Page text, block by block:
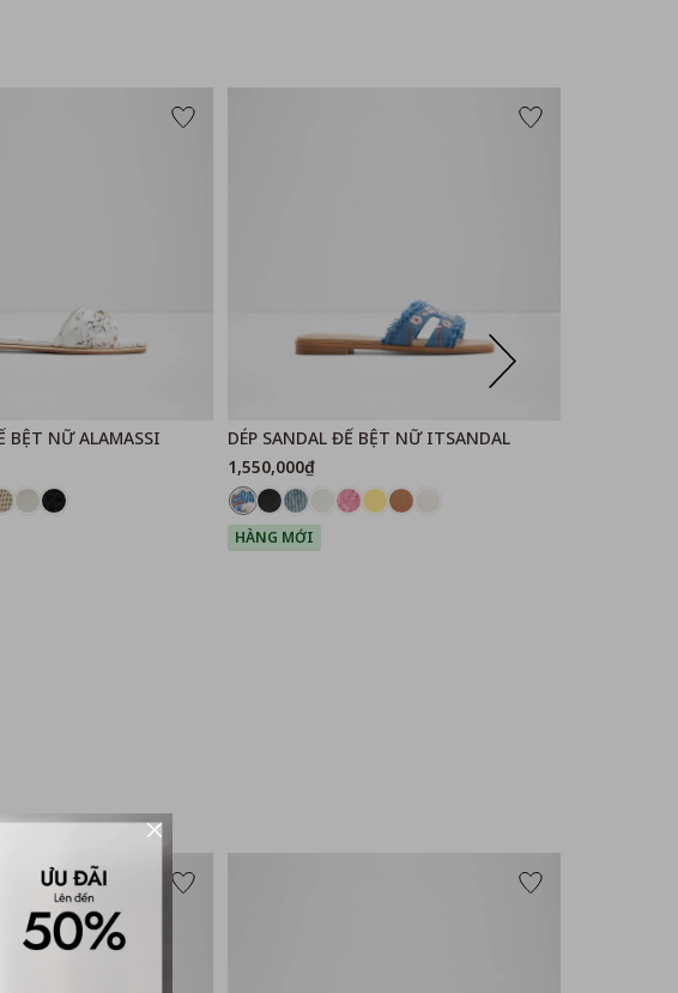
BỆT NỮ ALAMASSI
DÉP SANDAL ĐẾ BỆT NỮ ITSANDAL
1,550,000₫
HÀNG MỚI